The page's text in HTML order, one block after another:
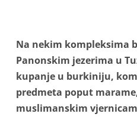
Na nekim kompleksima
Panonskim jezerima u
kupanje u burkiniju,
predmeta poput
muslimanskim